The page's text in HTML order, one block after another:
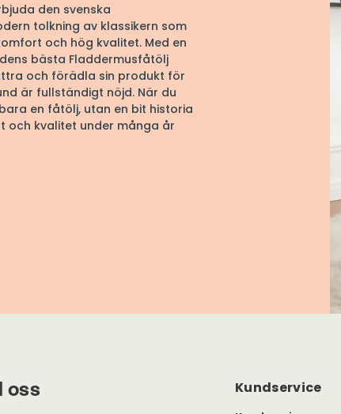
den svenska
tolkning av klassikern som
och hög kvalitet. Med en
bästa Fladdermusfåtölj
och förädla sin produkt för
är fullständigt nöjd. När du
en fåtölj, utan en bit historia
och kvalitet under många år
oss Kundservice